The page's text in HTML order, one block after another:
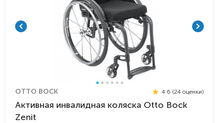
OTTO BOCK 4.6 (24 оценки)
Активная инвалидная коляска Otto Bock
Zenit